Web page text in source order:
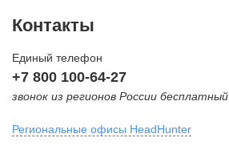
Контакты
Единый телефон
+7 800 100-64-27
звонок из регионов России бесплатный
Региональные офисы HeadHunter